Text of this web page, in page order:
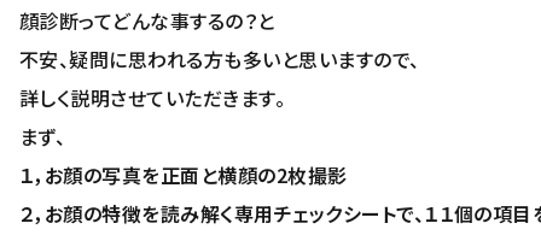
顔診断ってどんな事するの？と
不安、疑問に思われる方も多いと思いますので、
詳しく説明させていただきます。
まず、
１，お顔の写真を正面と横顔の2枚撮影
２，お顔の特徴を読み解く専用チェックシートで、１１個の項目